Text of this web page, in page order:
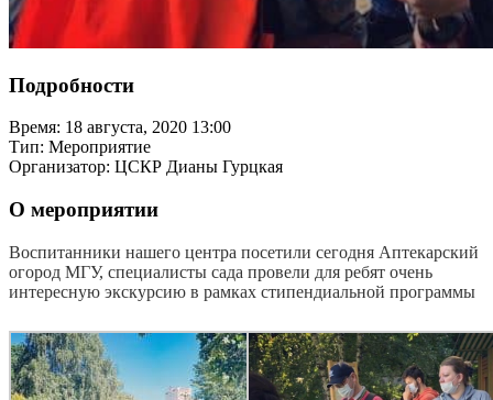
Подробности
Время: 18 августа, 2020 13:00
Тип: Мероприятие
Организатор: ЦСКР Дианы Гурцкая
О мероприятии
Воспитанники нашего центра посетили сегодня Аптекарский
огород МГУ, специалисты сада провели для ребят очень
интересную экскурсию в рамках стипендиальной программы